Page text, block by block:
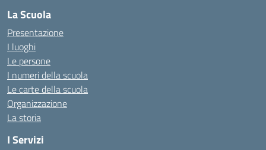
La Scuola
Presentazione
I luoghi
Le persone
I numeri della scuola
Le carte della scuola
Organizzazione
La storia
I Servizi